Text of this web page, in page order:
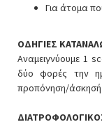
Για άτομα
ΟΔΗΓΙΕΣ
Αναμειγνύουμε 1
δύο φορές την
προπόνηση/άσκησή